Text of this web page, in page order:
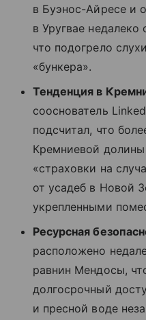
в Буэнос-Айресе и
в Уругвае
что подогрело
«бункера».
Тенденция в
сооснователь
подсчитал, что
Кремниевой
«страховки на
от усадеб в Новой
укрепленными
Ресурсная
расположено
равнин Мендосы,
долгосрочный
и пресной воде